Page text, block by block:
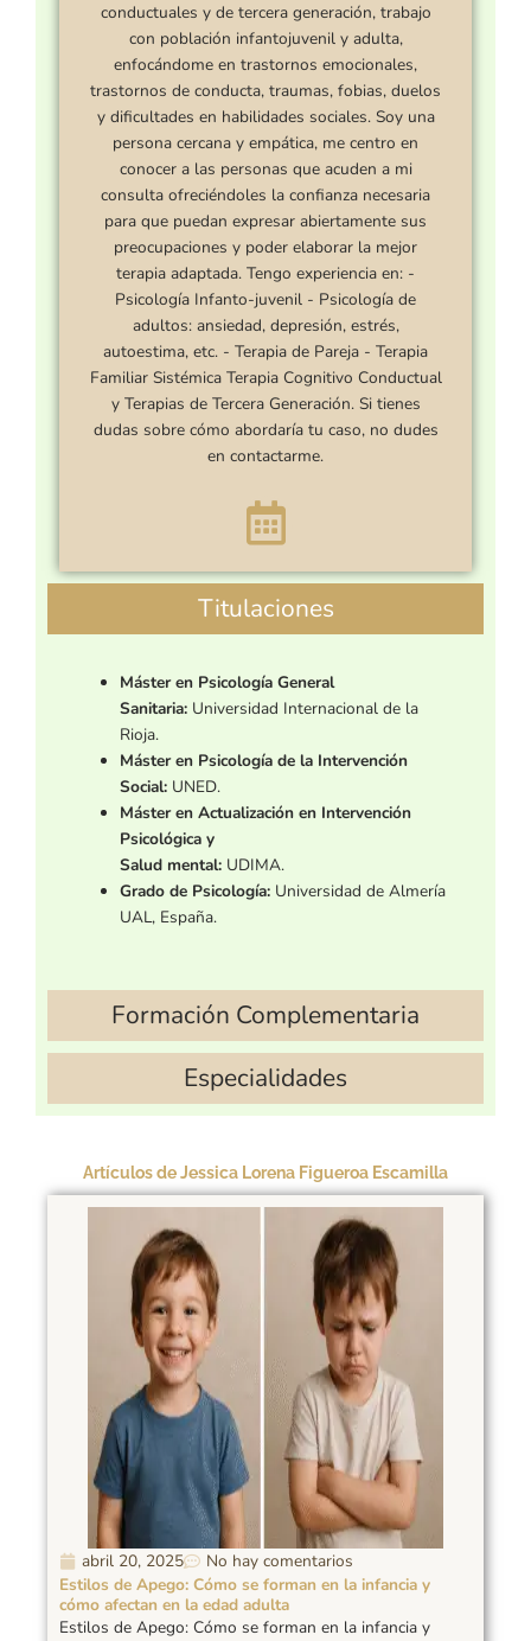
conductuales y de tercera generación, trabajo
con población infantojuvenil y adulta,
enfocándome en trastornos emocionales,
trastornos de conducta, traumas, fobias, duelos
y dificultades en habilidades sociales. Soy una
persona cercana y empática, me centro en
conocer a las personas que acuden a mi
consulta ofreciéndoles la confianza necesaria
para que puedan expresar abiertamente sus
preocupaciones y poder elaborar la mejor
terapia adaptada. Tengo experiencia en: -
Psicología Infanto-juvenil - Psicología de
adultos: ansiedad, depresión, estrés,
autoestima, etc. - Terapia de Pareja - Terapia
Familiar Sistémica Terapia Cognitivo Conductual
y Terapias de Tercera Generación. Si tienes
dudas sobre cómo abordaría tu caso, no dudes
en contactarme.
Titulaciones
Formación Complementaria
Especialidades
Máster en Psicología General
Sanitaria: Universidad Internacional de la
Rioja.
Máster en Psicología de la Intervención
Social: UNED.
Máster en Actualización en Intervención
Psicológica y
Salud mental: UDIMA.
Grado de Psicología: Universidadde Almería
UAL, España.
Artículos de Jessica Lorena Figueroa Escamilla
Estilos de Apego: Cómo se forman en la infancia y
cómo afectan en la edad adulta
Estilos de Apego: Cómo se forman en la infancia y
abril 20, 2025 No hay comentarios